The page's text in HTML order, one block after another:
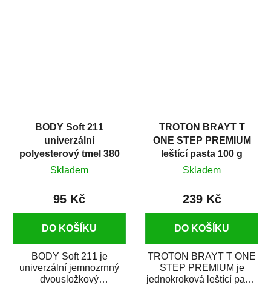
BODY Soft 211
univerzální
polyesterový tmel 380
g
Skladem
95 Kč
DO KOŠÍKU
BODY Soft 211 je
univerzální jemnozrnný
dvousložkový
TROTON BRAYT T
ONE STEP PREMIUM
leštící pasta 100 g
Skladem
239 Kč
DO KOŠÍKU
TROTON BRAYT T ONE
STEP PREMIUM je
jednokroková leštící pasta